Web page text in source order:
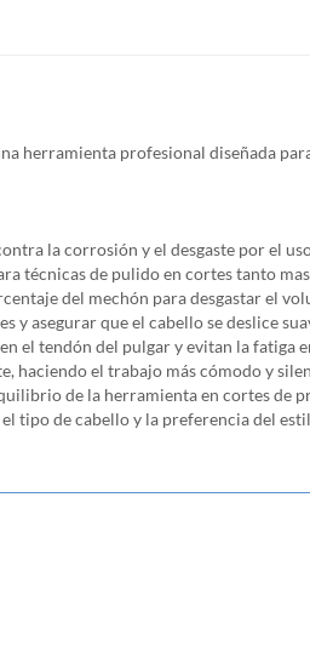
herramienta profesional diseñada
la corrosión y el desgaste por el
técnicas de pulido en cortes tanto
del mechón para desgastar el
asegurar que el cabello se deslice
el tendón del pulgar y evitan la fatiga
haciendo el trabajo más cómodo y
de la herramienta en cortes de
tipo de cabello y la preferencia del